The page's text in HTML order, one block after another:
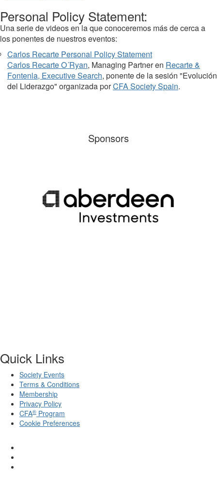
Personal Policy Statement:
Una serie de videos en la que conoceremos más de cerca a
los ponentes de nuestros eventos:
Carlos Recarte Personal Policy Statement
Carlos Recarte O´Ryan, Managing Partner en Recarte &
Fontenla, Executive Search, ponente de la sesión "Evolución
del Liderazgo" organizada porCFA Society Spain.
Sponsors
Quick Links
Society Events
Terms & Conditions
Membership
Privacy Policy
CFA® Program
Cookie Preferences